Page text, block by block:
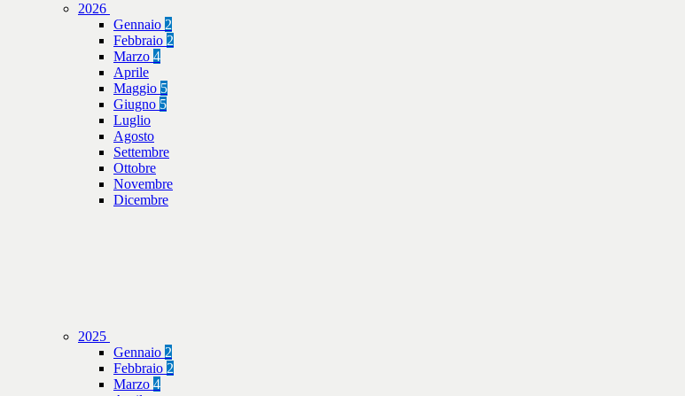
2026
Gennaio 2
Febbraio 2
Marzo 4
Aprile
Maggio 5
Giugno 5
Luglio
Agosto
Settembre
Ottobre
Novembre
Dicembre
2025
Gennaio 2
Febbraio 2
Marzo 4